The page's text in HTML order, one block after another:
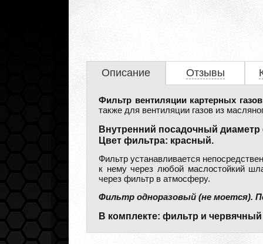
Описание Отзывы
Фильтр вентиляции картерных
также для вентиляции газов из
Внутренний посадочный
Цвет фильтра: красный.
Фильтр устанавливается
к нему через любой маслостойкий
через фильтр в атмосферу.
Фильтр одноразовый (не моется).
В комплекте: фильтр и червячный